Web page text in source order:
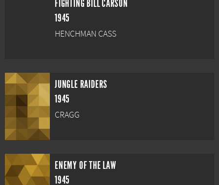
FIGHTING BILL CARSON
1945
HENCHMAN CASS
JUNGLE RAIDERS
1945
CRAGG
ENEMY OF THE LAW
1945